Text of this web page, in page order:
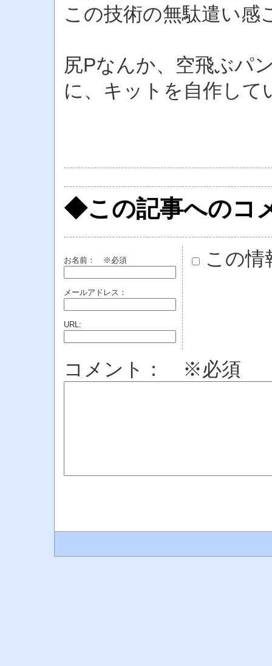
この技術の無駄遣い感
尻Pなんか、空飛ぶパ
に、キットを自作して
◆この記事へのコ
お名前： ※必須
メールアドレス：
URL:
この情
コメント： ※必須